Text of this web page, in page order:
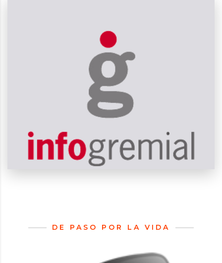
Noticias
del mundo del trabajo.
Información especializada
VER
DE PASO POR LA VIDA